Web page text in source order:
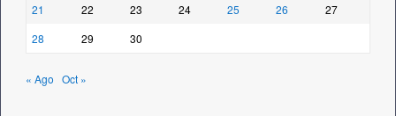
21
22 23 24 25 26
27
28
29 30
« Ago Oct »